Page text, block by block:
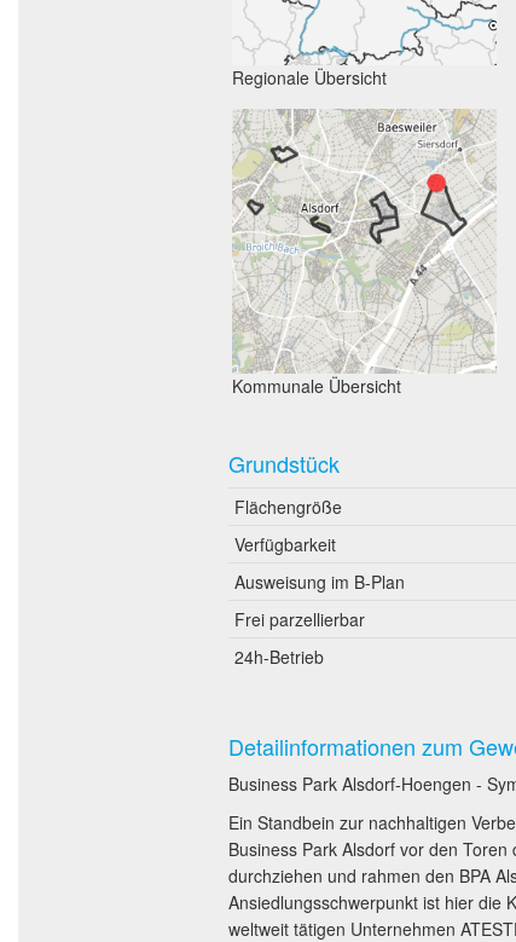
Regionale Übersicht
Kommunale Übersicht
Grundstück
Flächengröße
Verfügbarkeit
Ausweisung im B-Plan
Frei parzellierbar
24h-Betrieb
Detailinformationen zum
Business Park Alsdorf-Hoengen -
Ein Standbein zur nachhaltigen
Business Park Alsdorf vor den
durchziehen und rahmen den BPA
Ansiedlungsschwerpunkt ist hier die
weltweit tätigen Unternehmen